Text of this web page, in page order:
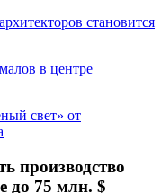
становится
в центре
свет» от
производство
до 75 млн. $